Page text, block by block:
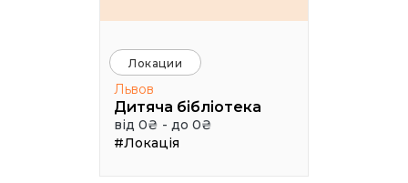
Локации
Львов
Дитяча бібліотека
від 0₴ - до 0₴
#Локація